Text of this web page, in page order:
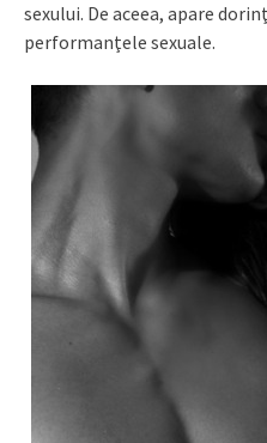
sexului. De aceea, apare
performanţele sexuale.